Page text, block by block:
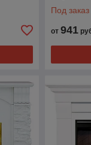
Под заказ
от 941